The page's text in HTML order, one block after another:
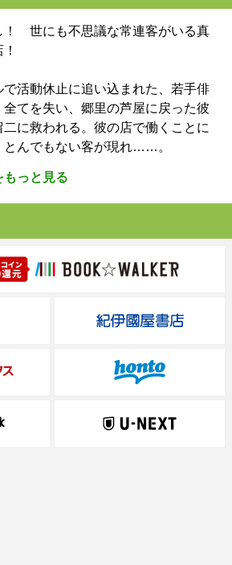
！ 世にも不思議な常連客がいる真
活動休止に追い込まれた、若手俳
てを失い、郷里の芦屋に戻った彼
に救われる。彼の店で働くことに
とんでもない客が現れ……。
っと見る